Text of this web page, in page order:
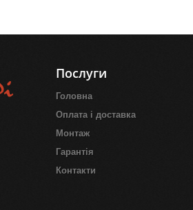
Послуги
Головна
Оплата і доставка
Монтаж
Гарантія
Контакти